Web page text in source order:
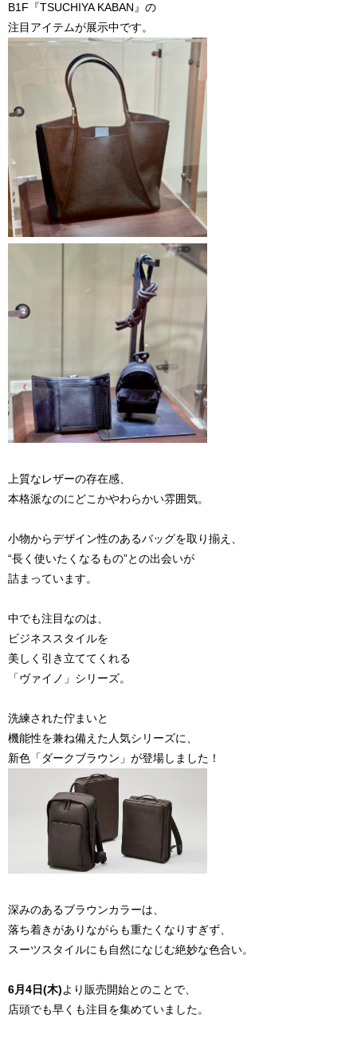
B1F『TSUCHIYA KABAN』の
注目アイテムが展示中です。
上質なレザーの存在感、
本格派なのにどこかやわらかい雰囲気。
小物からデザイン性のあるバッグを取り揃え、
“長く使いたくなるもの”との出会いが
詰まっています。
中でも注目なのは、
ビジネススタイルを
美しく引き立ててくれる
「ヴァイノ」シリーズ。
洗練された佇まいと
機能性を兼ね備えた人気シリーズに、
新色「ダークブラウン」が登場しました！
深みのあるブラウンカラーは、
落ち着きがありながらも重たくなりすぎず、
スーツスタイルにも自然になじむ絶妙な色合い。
6月4日(木)より販売開始とのことで、
店頭でも早くも注目を集めていました。